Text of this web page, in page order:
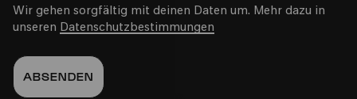
Wir gehen sorgfältig mit deinen Daten um. Mehr dazu in
unseren Datenschutzbestimmungen